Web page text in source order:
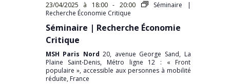
23/04/2025 à 18:00- 20:00
Séminaire |
Recherche Économie Critique
Séminaire | Recherche Économie
Critique
MSH Paris Nord20, avenue George Sand, La
Plaine Saint-Denis, Métro ligne 12 : « Front
populaire », accessible aux personnes à mobilité
réduite, France